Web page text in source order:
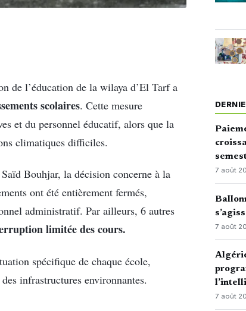
de l’éducation de la wilaya d’El Tarf a
scolaires. Cette mesure
et du personnel éducatif, alors que la
climatiques difficiles.
Bouhjar, la décision concerne à la
ont été entièrement fermés,
administratif. Par ailleurs, 6 autres
limitée des cours.
spécifique de chaque école,
infrastructures environnantes.
7 août
7 août
7 août